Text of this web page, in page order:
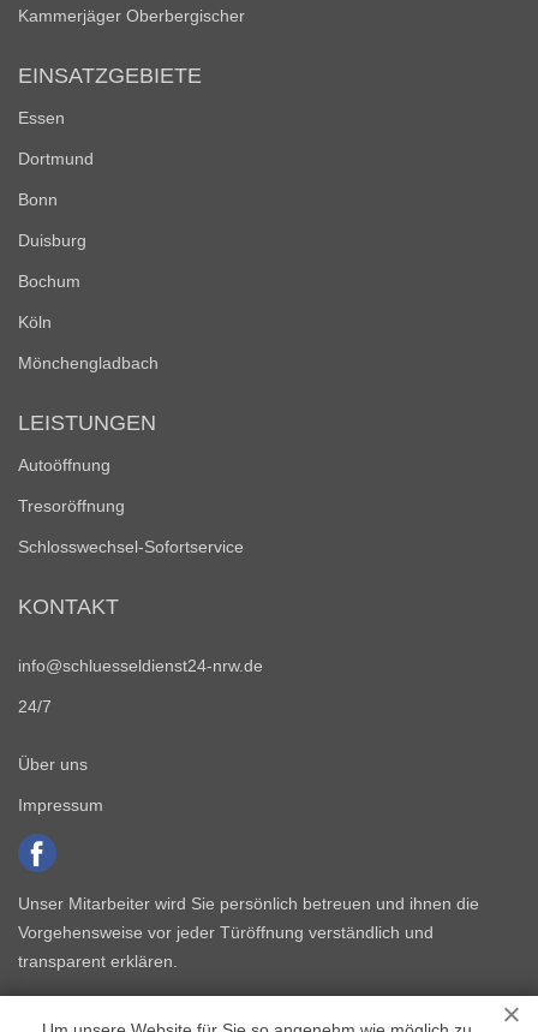
Kammerjäger Oberbergischer
EINSATZGEBIETE
Essen
Dortmund
Bonn
Duisburg
Bochum
Köln
Mönchengladbach
LEISTUNGEN
Autoöffnung
Tresoröffnung
Schlosswechsel-Sofortservice
KONTAKT
info@schluesseldienst24-nrw.de
24/7
Über uns
Impressum
Unser Mitarbeiter wird Sie persönlich betreuen und ihnen die
Vorgehensweise vor jeder Türöffnung verständlich und
transparent erklären.